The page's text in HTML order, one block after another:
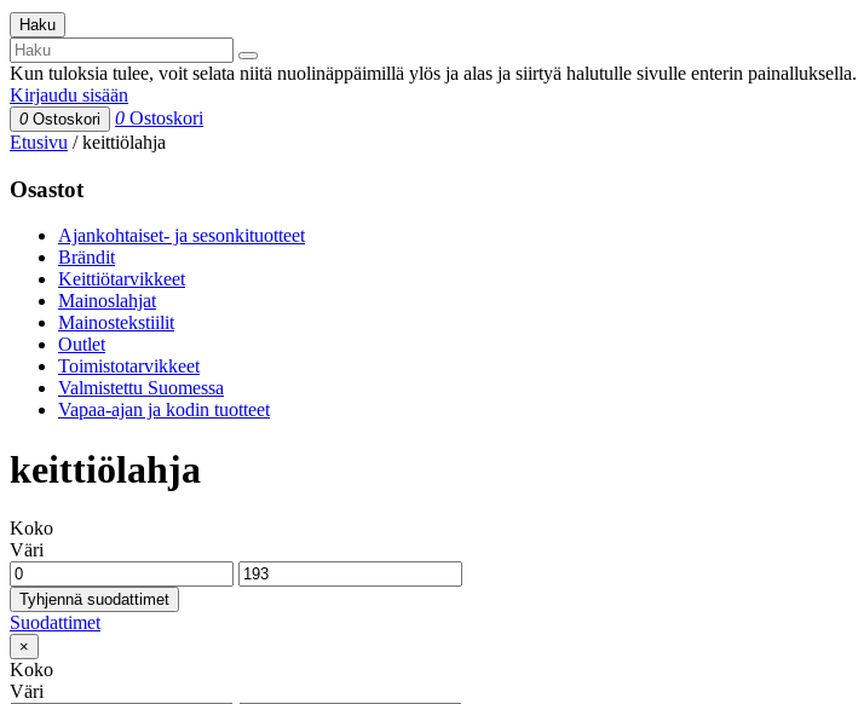
Haku
Kun tuloksia tulee, voit selata niitä nuolinäppäimillä ylös ja alas ja siirtyä halutulle sivulle enterin
Kirjaudu sisään
0 Ostoskori 0 Ostoskori
Etusivu /keittiölahja
Osastot
Ajankohtaiset- ja sesonkituotteet
Brändit
Keittiötarvikkeet
Mainoslahjat
Mainostekstiilit
Outlet
Toimistotarvikkeet
Valmistettu Suomessa
Vapaa-ajan ja kodin tuotteet
keittiölahja
Koko
Väri
Tyhjennä suodattimet
Suodattimet
×
Koko
Väri